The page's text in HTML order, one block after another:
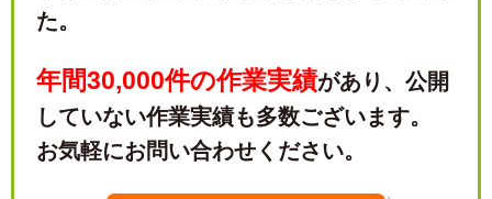
た。
年間30,000件の作業実績があり、 公開
していない作業実績も多数ございます。
お気軽にお問い合わせください。